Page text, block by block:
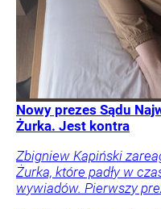
Nowy prezes Sądu
Żurka. Jest kontra
Zbigniew Kapiński
Żurka, które padły w
wywiadów. Pierwszy